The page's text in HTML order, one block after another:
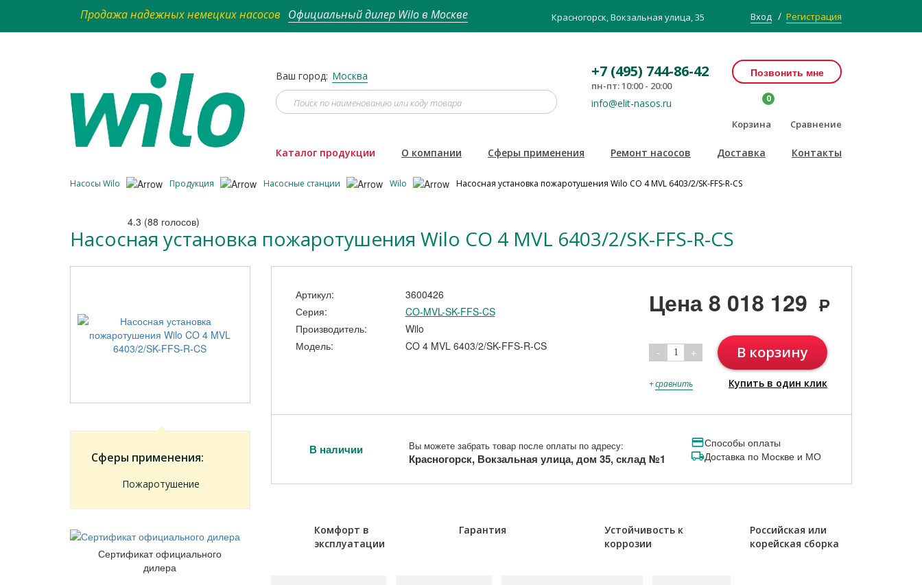
Продажа надежных немецких насосов Официальный дилер Wilo в Москве Красногорск, Вокзальная улица, 35 Вход / Регистрация
Ваш город: Москва +7 (495) 744-86-42
пн-пт: 10:00 - 20:00
info@elit-nasos.ru
Позвонить мне
Корзина
0
Сравнение
Каталог продукции О компании Сферы применения Ремонт насосов Доставка Контакты
Насосы Wilo Продукция Насосные станции Wilo Насосная установка пожаротушения Wilo CO 4 MVL 6403/2/SK-FFS-R-CS
4.3 (88 голосов)
Насосная установка пожаротушения Wilo CO 4 MVL 6403/2/SK-FFS-R-CS
Сферы применения:
Пожаротушение
Сертификат официального
дилера
Артикул:
3600426
Серия:
CO-MVL-SK-FFS-CS
Производитель:
Wilo
Модель:
CO 4 MVL 6403/2/SK-FFS-R-CS
Цена8 018 129 Р
- 1 + В корзину
+сравнить Купить в один клик
В наличии Вы можете забрать товар после оплаты по адресу:
Красногорск, Вокзальная улица, дом 35, склад №1
Способы оплаты
Доставка по Москве и МО
Комфорт в
эксплуатации
Гарантия
Устойчивость к
коррозии
Российская или
корейская сборка